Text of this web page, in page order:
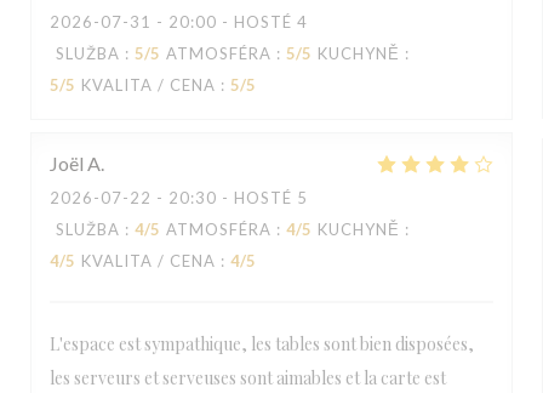
2026-07-31 - 20:00 - HOSTÉ 4
SLUŽBA : 5/5 ATMOSFÉRA : 5/5 KUCHYNĚ :
5/5 KVALITA / CENA : 5/5
Joël A
2026-07-22 - 20:30 - HOSTÉ 5
SLUŽBA : 4/5 ATMOSFÉRA : 4/5 KUCHYNĚ :
4/5 KVALITA / CENA : 4/5
L'espace est sympathique, les tables sont bien disposées,
les serveurs et serveuses sont aimables et la carte est